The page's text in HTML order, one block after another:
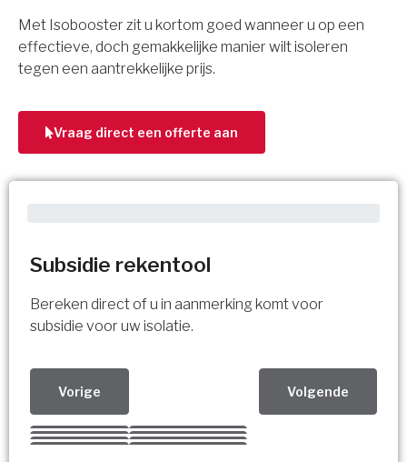
Subsidie rekentool
Bereken direct of u in aanmerking komt voor
subsidie voor uw isolatie.
Vorige Volgende
Kies uw Isolatiemaatregel
Vorige Volgende
Met Isobooster zit u kortom goed wanneer u op een
effectieve, doch gemakkelijke manier wilt isoleren
tegen een aantrekkelijke prijs.
Vraag direct een offerte aan